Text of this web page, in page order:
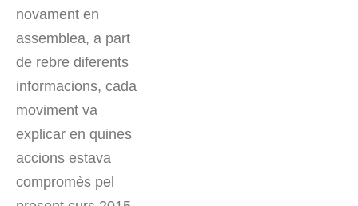
novament en
assemblea, a part
de rebre diferents
informacions, cada
moviment va
explicar en quines
accions estava
compromès pel